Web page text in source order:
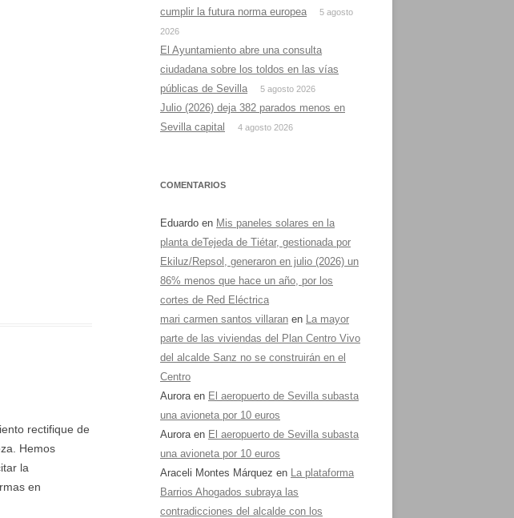
rectifique de
Hemos
la
en
cumplir la futura norma europea
5 agosto
2026
El Ayuntamiento abre una consulta
ciudadana sobre los toldos en las vías
públicas de Sevilla
5 agosto 2026
Julio (2026) deja 382 parados menos en
Sevilla capital
4 agosto 2026
COMENTARIOS
Eduardo en Mis paneles solares en la
planta deTejeda de Tiétar, gestionada por
Ekiluz/Repsol, generaron en julio (2026) un
86% menos que hace un año, por los
cortes de Red Eléctrica
mari carmen santos villaran en La mayor
parte de las viviendas del Plan Centro Vivo
del alcalde Sanz no se construirán en el
Centro
Auroraen El aeropuerto de Sevilla subasta
una avioneta por 10 euros
Auroraen El aeropuerto de Sevilla subasta
una avioneta por 10 euros
Araceli Montes Márquez en La plataforma
Barrios Ahogados subraya las
contradicciones del alcalde con los